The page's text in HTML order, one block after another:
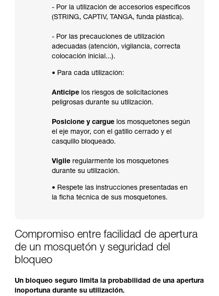
- Por la utilización de accesorios específicos
(STRING, CAPTIV, TANGA, funda plástica).
- Por las precauciones de utilización
adecuadas (atención, vigilancia, correcta
colocación inicial...).
• Para cada utilización:
Anticipe los riesgos de solicitaciones
peligrosas durante su utilización.
Posicione y cargue los mosquetones según
el eje mayor, con el gatillo cerrado y el
casquillo bloqueado.
Vigile regularmente los mosquetones
durante su utilización.
• Respete las instrucciones presentadas en
la ficha técnica de sus mosquetones.
Compromiso entre facilidad de apertura
de un mosquetón y seguridad del
bloqueo
Un bloqueo seguro limita la probabilidad de una apertura
inoportuna durante su utilización.